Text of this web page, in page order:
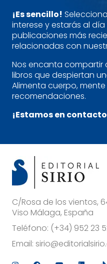
¡Es sencillo!
interese y estarás al
publicaciones más
relacionadas con
Nos encanta compartir
libros que despiertan
Alimenta cuerpo,
recomendaciones.
¡Estamos en
C/Rosa de los vientos,
Viso Málaga, España
Teléfono: (+34) 952 23
Email: